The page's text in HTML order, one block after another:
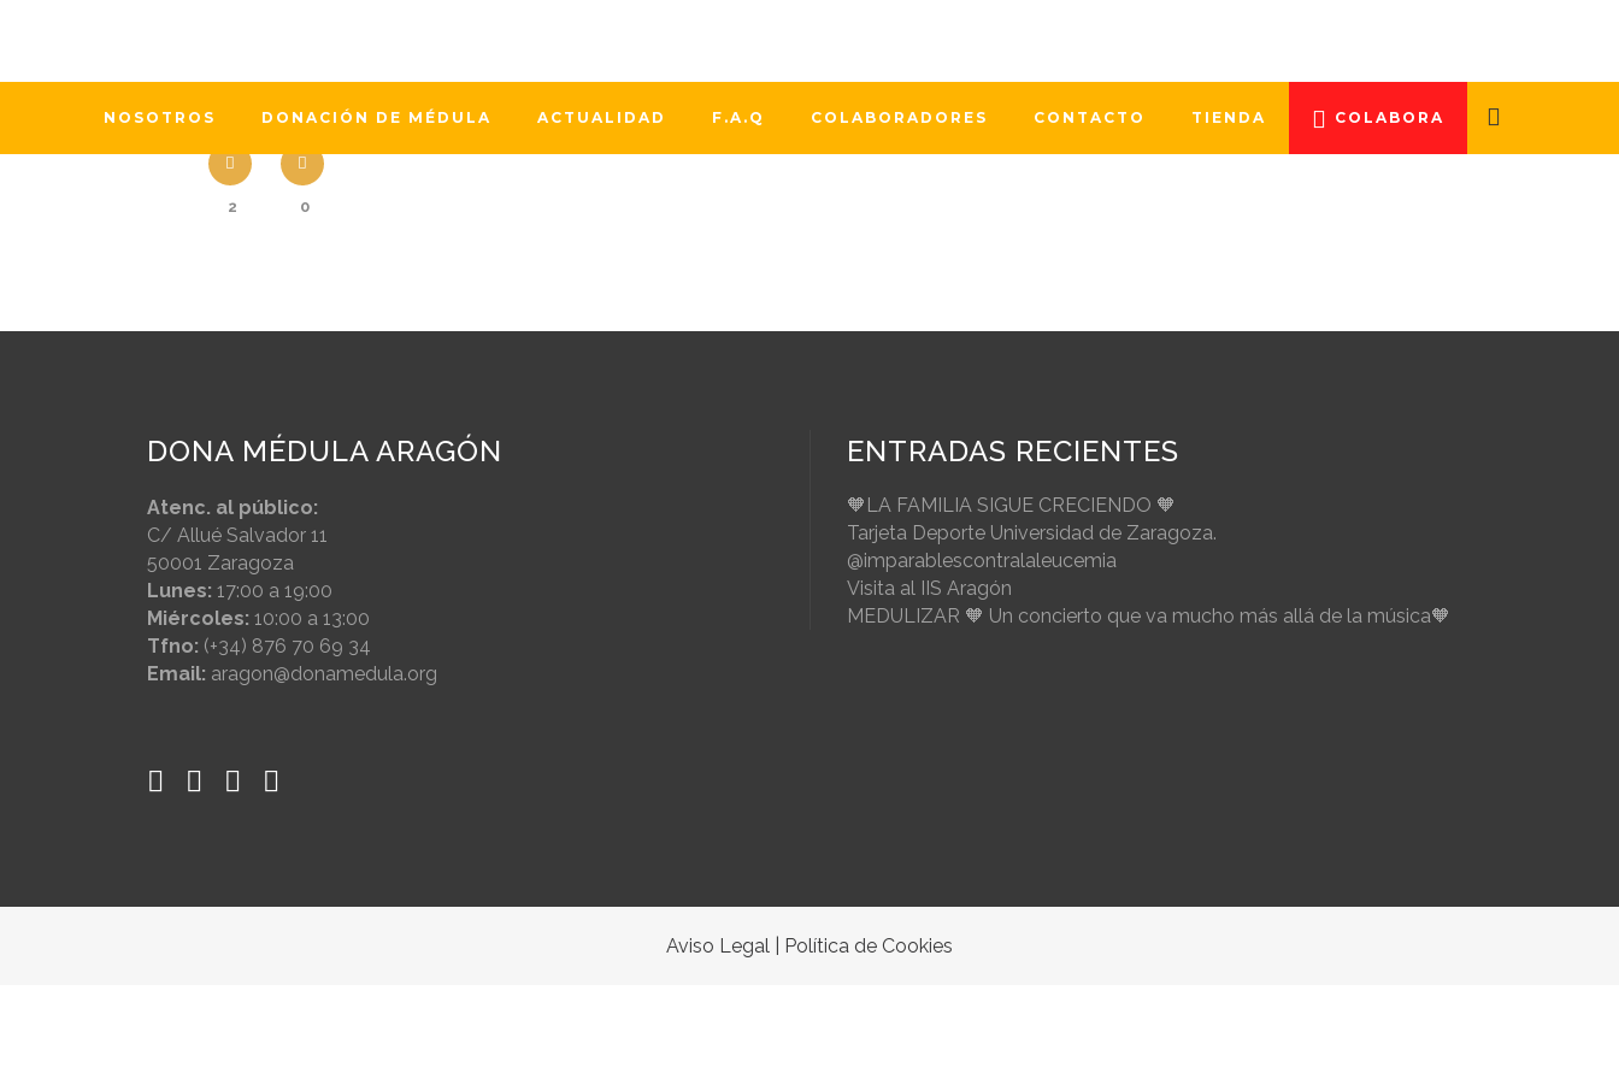
NOSOTROS DONACIÓN DE MÉDULA ACTUALIDAD F.A.Q COLABORADORES CONTACTO TIENDA COLABORA
va de año la donación de órganos ha aumentado un 29% en Aragón respecto al mismo periodo de 2016. El Plan Nacional de...
2 0
DONA MÉDULA ARAGÓN
Atenc. al público:
C/ Allué Salvador 11
50001 Zaragoza
Lunes: 17:00 a 19:00
Miércoles: 10:00 a 13:00
Tfno: (+34) 876 70 69 34
Email: aragon@donamedula.org
ENTRADAS RECIENTES
🧡LA FAMILIA SIGUE CRECIENDO 🧡
Tarjeta Deporte Universidad de Zaragoza.
@imparablescontralaleucemia
Visita al IIS Aragón
MEDULIZAR 🧡 Un concierto que va mucho más allá de la música🧡
Aviso Legal Política de Cookies